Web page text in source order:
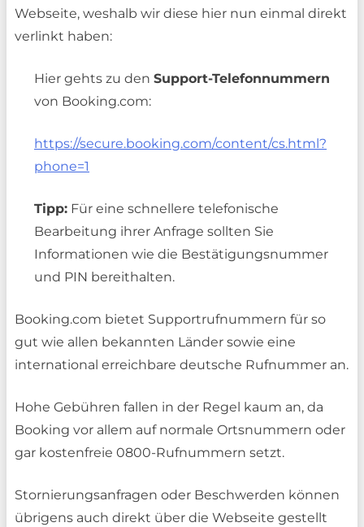
Webseite, weshalb wir diese hier nun einmal direkt
verlinkt haben:
Hier gehts zu den Support-Telefonnummern
von Booking.com:
https://secure.booking.com/content/cs.html?
phone=1
Tipp: Für eine schnellere telefonische
Bearbeitung ihrer Anfrage sollten Sie
Informationen wie die Bestätigungsnummer
und PIN bereithalten.
Booking.com bietet Supportrufnummern für so
gut wie allen bekannten Länder sowie eine
international erreichbare deutsche Rufnummer an.
Hohe Gebühren fallen in der Regel kaum an, da
Booking vor allem auf normale Ortsnummern oder
gar kostenfreie 0800-Rufnummern setzt.
Stornierungsanfragen oder Beschwerden können
übrigens auch direkt über die Webseite gestellt